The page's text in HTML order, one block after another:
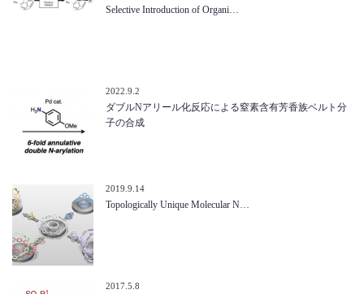
Selective Introduction of Organi…
2022.9.2
ダブルNアリール化反応による窒素含有芳香族ベルト分
子の合成
2019.9.14
Topologically Unique Molecular N…
2017.5.8